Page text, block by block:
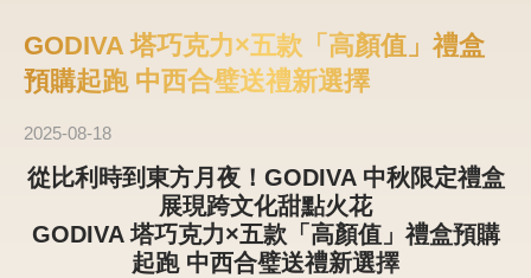
片裝禮盒
婚禮系列
綜合巧克力
冰淇淋
蛋糕
GODIVA 塔巧克力×五款「高顏值」禮盒
預購起跑 中西合璧送禮新選擇
2025-08-18
從比利時到東方月夜！GODIVA 中秋限定禮盒
展現跨文化甜點火花
GODIVA 塔巧克力×五款「高顏值」禮盒預購
起跑 中西合璧送禮新選擇